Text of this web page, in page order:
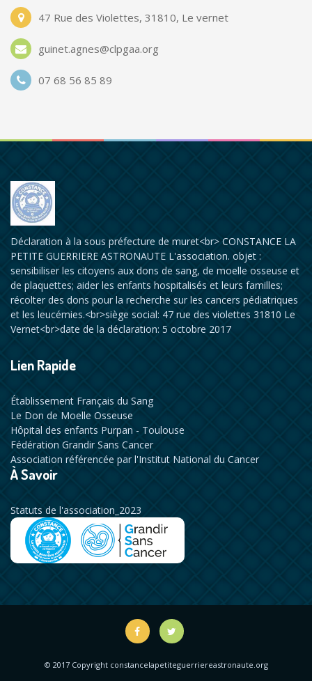
47 Rue des Violettes, 31810, Le vernet
guinet.agnes@clpgaa.org
07 68 56 85 89
Déclaration à la sous préfecture de muret<br> CONSTANCE LA
PETITE GUERRIERE ASTRONAUTE L'association. objet :
sensibiliser les citoyens aux dons de sang, de moelle osseuse et
de plaquettes; aider les enfants hospitalisés et leurs familles;
récolter des dons pour la recherche sur les cancers pédiatriques
et les leucémies.<br>siège social: 47 rue des violettes 31810 Le
Vernet<br>date de la déclaration: 5 octobre 2017
Lien Rapide
Établissement Français du Sang
Le Don de Moelle Osseuse
Hôpital des enfants Purpan - Toulouse
Fédération Grandir Sans Cancer
Association référencée par l'Institut National du Cancer
À Savoir
Statuts de l'association_2023
© 2017 Copyright constancelapetiteguerriereastronaute.org